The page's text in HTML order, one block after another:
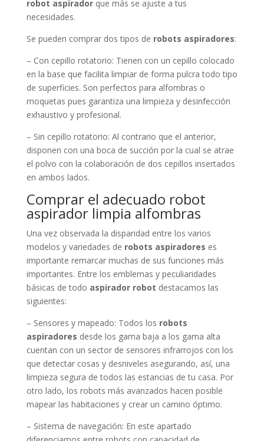
robot aspiradorque más se ajuste a tus
necesidades.
Se pueden comprar dos tipos de robots aspiradores:
– Con cepillo rotatorio: Tienen con un cepillo colocado
en la base que facilita limpiar de forma pulcra todo tipo
de superficies. Son perfectos para alfombras o
moquetas pues garantiza una limpieza y desinfección
exhaustivo y profesional.
– Sin cepillo rotatorio: Al contrario que el anterior,
disponen con una boca de succión por la cual se atrae
el polvo con la colaboración de dos cepillos insertados
en ambos lados.
Comprar el adecuado robot
aspirador limpia alfombras
Una vez observada la disparidad entre los varios
modelos y variedades de robots aspiradores es
importante remarcar muchas de sus funciones más
importantes. Entre los emblemas y peculiaridades
básicas de todo aspirador robot destacamos las
siguientes:
– Sensores y mapeado: Todos los robots
aspiradores desde los gama baja a los gama alta
cuentan con un sector de sensores infrarrojos con los
que detectar cosas y desniveles asegurando, así, una
limpieza segura de todos las estancias de tu casa. Por
otro lado, los robots más avanzados hacen posible
mapear las habitaciones y crear un camino óptimo.
– Sistema de navegación: En este apartado